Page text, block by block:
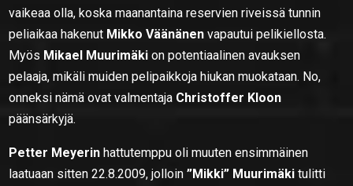
vaikeaa olla, koska maanantaina reservien riveissä tunnin
peliaikaa hakenut Mikko Väänänen vapautui pelikiellosta.
Myös Mikael Muurimäki on potentiaalinen avauksen
pelaaja, mikäli muiden pelipaikkoja hiukan muokataan. No,
onneksi nämä ovat valmentaja Christoffer Kloon
päänsärkyjä.
Petter Meyerinhattutemppu oli muuten ensimmäinen
laatuaan sitten 22.8.2009, jolloin”Mikki” Muurimäki tulitti